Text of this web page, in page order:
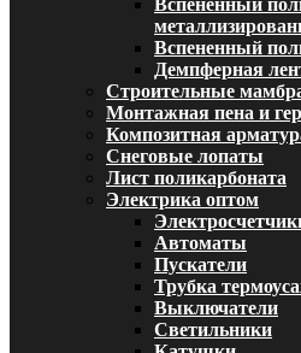
Вспененный
Вспененный
Демпферная
Строительные
Монтажная пена и
Композитная
Снеговые лопаты
Лист поликарбоната
Электрика оптом
Автоматы
Пускатели
Трубка
Выключатели
Светильники